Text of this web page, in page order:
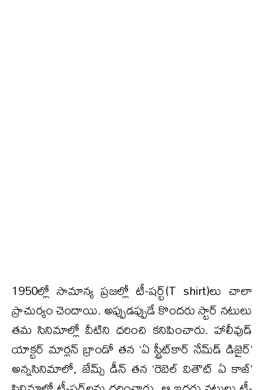
1950ల్లో సామాన్య ప్రజల్లో టీ-షర్ట్‌(T shirt)లు చాలా
ప్రాచుర్యం చెందాయి. అప్పుడప్పుడే కొందరు స్టార్ నటులు
తమ సినిమాల్లో వీటిని ధరించి కనిపించారు. హాలీవుడ్
యాక్టర్ మార్లన్ బ్రాండో తన ‘ఏ స్ట్రీట్‌కార్ నేమ్‌డ్ డిజైర్’
అన్నసినిమాలో, జేమ్స్ డీన్ తన ‘రెబెల్ వితౌట్ ఏ కాజ్’